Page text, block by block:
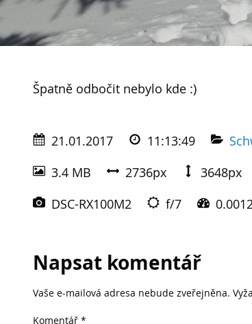
Špatně odbočit nebylo kde :)
21.01.2017 11:13:49
3.4 MB
2736px
3648px
DSC-RX100M2
f/7
Napsat komentář
Vaše e-mailová adresa nebude zveřejněna.
Komentář *